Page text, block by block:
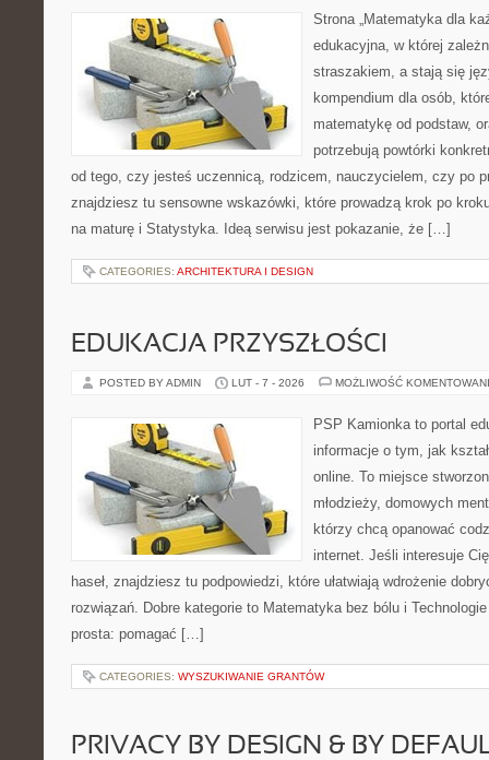
Strona „Matematyka dla
edukacyjna, w której
straszakiem, a stają się
kompendium dla osób,
matematykę od podstaw,
potrzebują powtórki
od tego, czy jesteś uczennicą, rodzicem, nauczycielem, czy po
znajdziesz tu sensowne wskazówki, które prowadzą krok po
na maturę i Statystyka. Ideą serwisu jest pokazanie, że […]
CATEGORIES: ARCHITEKTURA I DESIGN
EDUKACJA PRZYSZŁOŚCI
POSTED BY ADMIN LUT - 7 - 2026 MOŻLIWOŚĆ
PSP Kamionka to portal
informacje o tym, jak
online. To miejsce
młodzieży, domowych
którzy chcą opanować
internet. Jeśli interesuje
haseł, znajdziesz tu podpowiedzi, które ułatwiają wdrożenie
rozwiązań. Dobre kategorie to Matematyka bez bólu i
prosta: pomagać […]
CATEGORIES: WYSZUKIWANIE GRANTÓW
PRIVACY BY DESIGN & BY